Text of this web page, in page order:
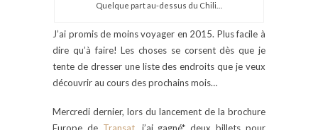
Quelque part au-dessus du Chili…
J’ai promis de moins voyager en 2015. Plus facile à
dire qu’à faire! Les choses se corsent dès que je
tente de dresser une liste des endroits que je veux
découvrir au cours des prochains mois…
Mercredi dernier, lors du lancement de la brochure